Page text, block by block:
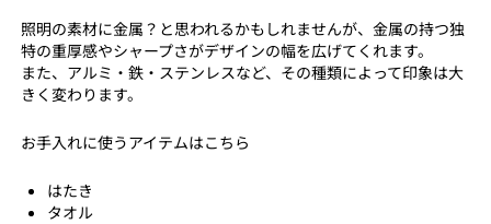
照明の素材に金属？と思われるかもしれませんが、金属の持つ独
特の重厚感やシャープさがデザインの幅を広げてくれます。
また、アルミ・鉄・ステンレスなど、その種類によって印象は大
きく変わります。
お手入れに使うアイテムはこちら
はたき
タオル